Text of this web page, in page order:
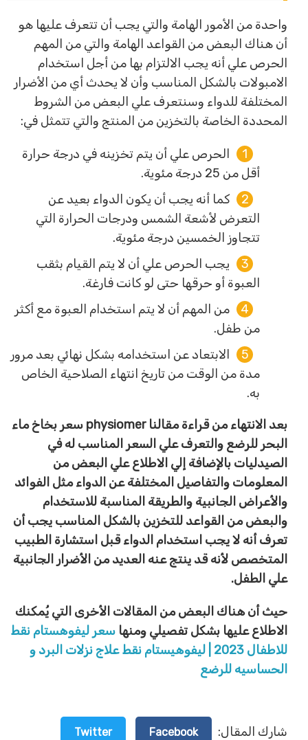
واحدة من الأمور الهامة والتي يجب أن تتعرف عليها هو
أن هناك البعض من القواعد الهامة والتي من المهم
الحرص علي أنه يجب الالتزام بها من أجل استخدام
الامبولات بالشكل المناسب وأن لا يحدث أي من الأضرار
المختلفة للدواء وسنتعرف علي البعض من الشروط
المحددة الخاصة بالتخزين من المنتج والتي تتمثل في:
الحرص علي أن يتم تخزينه في درجة حرارة
أقل من 25 درجة مئوية.
كما أنه يجب أن يكون الدواء بعيد عن
التعرض لأشعة الشمس ودرجات الحرارة التي
تتجاوز الخمسين درجة مئوية.
يجب الحرص علي أن لا يتم القيام بثقب
العبوة أو حرقها حتى لو كانت فارغة.
من المهم أن لا يتم استخدام العبوة مع أكثر
من طفل.
الابتعاد عن استخدامه بشكل نهائي بعد مرور
مدة من الوقت من تاريخ انتهاء الصلاحية الخاص
بعد الانتهاء من قراءة مقالنا physiomer سعر بخاخ ماء
البحر للرضع والتعرف علي السعر المناسب له في
الصيدليات بالإضافة إلي الاطلاع علي البعض من
المعلومات والتفاصيل المختلفة عن الدواء مثل الفوائد
والأعراض الجانبية والطريقة المناسبة للاستخدام
والبعض من القواعد للتخزين بالشكل المناسب يجب أن
تعرف أنه لا يجب استخدام الدواء قبل استشارة الطبيب
المتخصص لأنه قد ينتج عنه العديد من الأضرار الجانبية
علي الطفل.
حيث أن هناك البعض من المقالات الأخرى التي يُمكنك
الاطلاع عليها بشكل تفصيلي ومنهاسعر ليفوهستام نقط
للاطفال 2023 | ليفوهيستام نقط علاج نزلات البرد و
الحساسيه للرضع
شارك المقال: Facebook
Twitter